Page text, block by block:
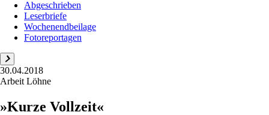
Abgeschrieben
Leserbriefe
Wochenendbeilage
Fotoreportagen
30.04.2018
Arbeit Löhne
»Kurze Vollzeit«